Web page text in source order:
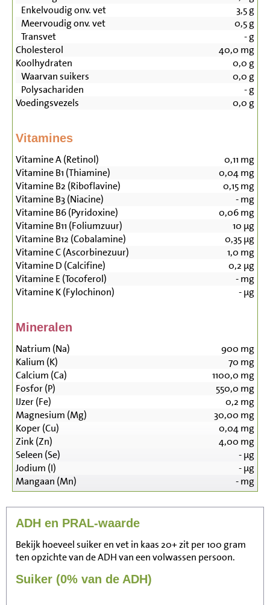
Enkelvoudig onv. vet
3,5g
Meervoudig onv. vet
0,5g
Transvet
-g
Cholesterol
40,0 mg
Koolhydraten
0,0 g
Waarvan suikers
0,0 g
Polysachariden
-g
Voedingsvezels
0,0 g
Vitamines
Vitamine A (Retinol) 0,11 mg
Vitamine B1 (Thiamine)
0,04mg
Vitamine B2 (Riboflavine)
0,15mg
Vitamine B3 (Niacine)
-mg
Vitamine B6 (Pyridoxine)
0,06mg
Vitamine B11 (Foliumzuur)
10 µg
Vitamine B12 (Cobalamine)
0,35µg
Vitamine C (Ascorbinezuur)
1,0 mg
Vitamine D (Calcifine)
0,2 µg
Vitamine E (Tocoferol)
-mg
Vitamine K (Fylochinon)
-µg
Mineralen
Natrium (Na) 900 mg
Kalium (K)
70 mg
Calcium (Ca)
1100,0 mg
Fosfor (P)
550,0 mg
IJzer (Fe)
0,2 mg
Magnesium (Mg)
30,00 mg
Koper (Cu)
0,04mg
Zink (Zn)
4,00 mg
Seleen (Se)
-µg
Jodium (I)
-µg
Mangaan (Mn)
-mg
ADH en PRAL-waarde
Bekijk hoeveel suiker en vet in kaas 20+ zit per 100 gram
ten opzichte van de ADH van een volwassen persoon.
Suiker (0% van de ADH)